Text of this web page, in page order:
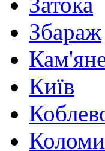
Збараж
Київ